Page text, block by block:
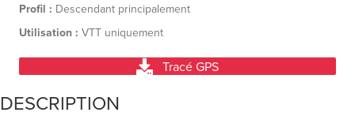
DESCRIPTION
Profil : Descendant principalement
Utilisation : VTT uniquement
Tracé GPS